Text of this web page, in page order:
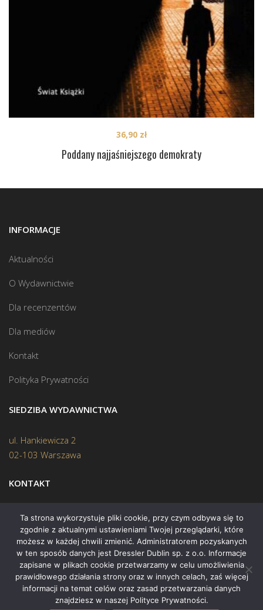
Poddany najjaśniejszego demokraty
36,90 zł
INFORMACJE
Aktualności
O Wydawnictwie
Dla recenzentów
Dla mediów
Kontakt
Polityka Prywatności
SIEDZIBA WYDAWNICTWA
ul. Hankiewicza 2
02-103 Warszawa
KONTAKT
Biuro:(22) 45 70 402
Mail:biuro@swiatksiazki.pl
Copyright © 2015 Świat Książki. Wszelkie prawa zastrzeżone
Ta strona wykorzystuje pliki cookie, przy czym odbywa się to
zgodnie z aktualnymi ustawieniami Twojej przeglądarki, które
możesz w każdej chwili zmienić. Administratorem pozyskanych
w ten sposób danych jest Dressler Dublin sp. z o.o. Informacje
zapisane w plikach cookie przetwarzamy w celu umożliwienia
prawidłowego działania strony oraz w innych celach, zaś więcej
informacji na temat celów oraz zasad przetwarzania danych
znajdziesz w naszej Polityce Prywatności.